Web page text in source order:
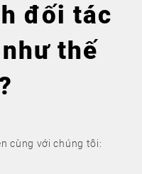
đối tác
thế
cùng với chúng tôi: